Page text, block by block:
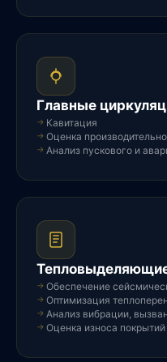
Главные
Кавитация
Оценка
Анализ пускового и
Обеспечение
Оптимизация
Анализ вибрации,
Оценка износа покрытий